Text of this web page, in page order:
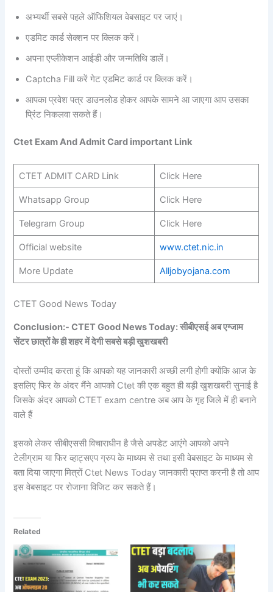
अभ्यर्थी सबसे पहले ऑफिशियल वेबसाइट पर जाएं।
एडमिट कार्ड सेक्शन पर क्लिक करें।
अपना एप्लीकेशन आईडी और जन्मतिथि डालें।
Captcha Fill करें गेट एडमिट कार्ड पर क्लिक करें।
आपका प्रवेश पत्र डाउनलोड होकर आपके सामने आ जाएगा आप उसका
प्रिंट निकलवा सकते हैं।
Ctet Exam And Admit Card important Link
CTET ADMIT CARD Link Click Here
Whatsapp Group Click Here
Telegram Group Click Here
Official website www.ctet.nic.in
More Update Alljobyojana.com
CTET Good News Today
Conclusion:- CTET Good News Today: सीबीएसई अब एग्जाम
सेंटर छात्रों के ही शहर में देगी सबसे बड़ी खुशखबरी
दोस्तों उम्मीद करता हूं कि आपको यह जानकारी अच्छी लगी होगी क्योंकि आज के
इसलिए फिर के अंदर मैंने आपको Ctet की एक बहुत ही बड़ी खुशखबरी सुनाई है
जिसके अंदर आपको CTET exam centre अब आप के गृह जिले में ही बनाने
वाले हैं
इसको लेकर सीबीएससी विचाराधीन है जैसे अपडेट आएंगे आपको अपने
टेलीग्राम या फिर व्हाट्सएप ग्रुप के माध्यम से तथा इसी वेबसाइट के माध्यम से
बता दिया जाएगा मित्रों Ctet News Today जानकारी प्राप्त करनी है तो आप
इस वेबसाइट पर रोजाना विजिट कर सकते हैं।
Related